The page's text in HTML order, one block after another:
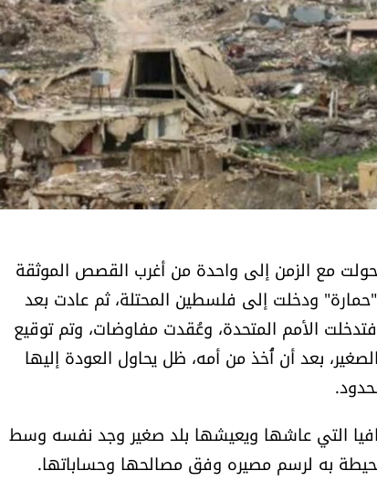
مع الزمن إلى واحدة من أغرب القصص الموثقة
ودخلت إلى فلسطين المحتلة، ثم عادت بعد
الأمم المتحدة، وعُقدت مفاوضات، وتم توقيع
بعد أن أُخذ من أمه، ظل يحاول العودة إليها
التي عاشها ويعيشها بلد صغير وجد نفسه وسط
به لرسم مصيره وفق مصالحها وحساباتها.